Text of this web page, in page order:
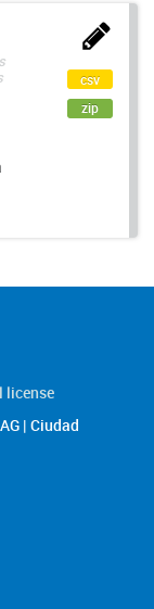
csv
zip
license
| Ciudad